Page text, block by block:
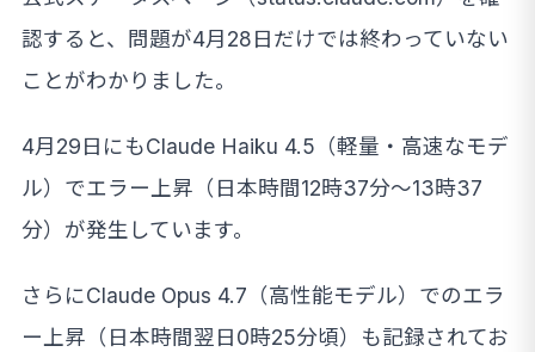
認すると、問題が4月28日だけでは終わっていない
ことがわかりました。
4月29日にもClaude Haiku 4.5（軽量・高速なモデ
ル）でエラー上昇（日本時間12時37分〜13時37
分）が発生しています。
さらにClaude Opus 4.7（高性能モデル）でのエラ
ー上昇（日本時間翌日0時25分頃）も記録されてお